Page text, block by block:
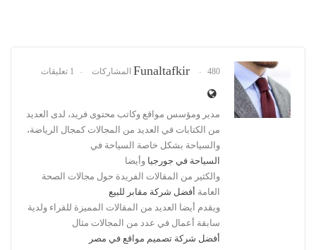
Funaltafkir 480 المشاركات 1 تعليقات
مدير ومؤسس مواقع وكاتب محتوى فريد، لدى العديد
من الكتابات في العديد من المجالات كمجال الرياضة،
والسياحة بشكل خاصة السياحة في
السياحة في جورجيا وأيضا
والكثير من المقالات الفريدة حول مجالات الصحة
العامة أفضل شركة مقابر للبيع
ويقدم أيضا العديد من المقالات المميزة للقراء ولدية
سابقة أعمال في عدد من المجالات مثال
أفضل شركة تصميم مواقع في مصر